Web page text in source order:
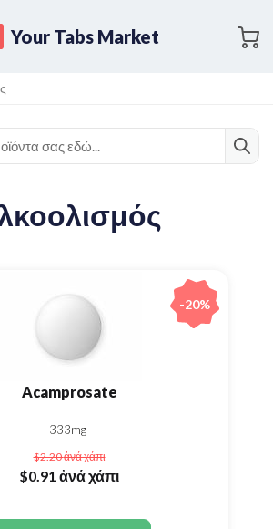
Your Tabs Market
Acamprosate
333mg
$2.20ἀνά χάπι
$0.91 ἀνά χάπι
-20%